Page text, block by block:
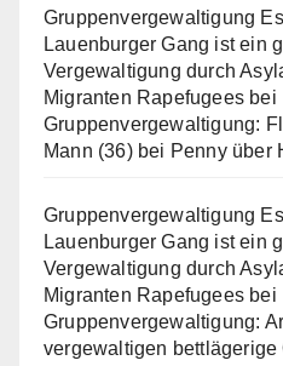
Gruppenvergewaltigung
Lauenburger Gang ist ein
Vergewaltigung durch
Migranten Rapefugees bei
Gruppenvergewaltigung:
Mann (36) bei Penny über
Gruppenvergewaltigung
Lauenburger Gang ist ein
Vergewaltigung durch
Migranten Rapefugees bei
Gruppenvergewaltigung:
vergewaltigen bettlägerige